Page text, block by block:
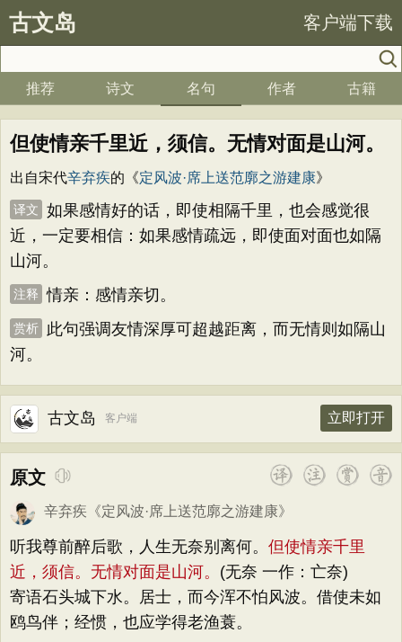
古文岛 客户端下载
推荐 诗文 名句 作者 古籍
但使情亲千里近，须信。无情对面是山河。
出自宋代辛弃疾的《定风波·席上送范廓之游建康》
译文
如果感情好的话，即使相隔千里，也会感觉很
近，一定要相信：如果感情疏远，即使面对面也如隔
山河。
注释 情亲：感情亲切。
赏析
此句强调友情深厚可超越距离，而无情则如隔山
河。
古文岛 客户端 立即打开
原文
辛弃疾 《定风波·席上送范廓之游建康》
听我尊前醉后歌，人生无奈别离何。 但使情亲千里
近，须信。无情对面是山河。 (无奈 一作：亡奈)
寄语石头城下水。居士，而今浑不怕风波。借使未如
鸥鸟伴；经惯，也应学得老渔蓑。